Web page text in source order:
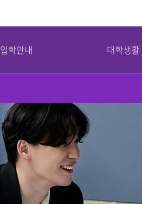
연혁
강서대학교 상징
교가
교수학습지원센터
취창업지원센터
학생상담센터
남북통합지원센터
리더십센터
도서관
교목실
입학안내 대학생활
병무안내
입영연기 안내